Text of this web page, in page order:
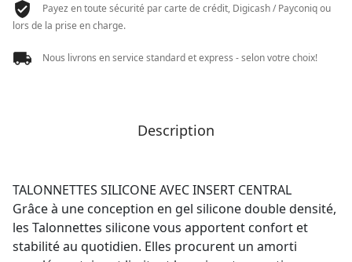
Payez en toute sécurité par carte de crédit, Digicash / Payconiq ou
lors de la prise en charge.
Nous livrons en service standard et express - selon votre choix!
Description
TALONNETTES SILICONE AVEC INSERT CENTRAL
Grâce à une conception en gel silicone double densité,
les Talonnettes silicone vous apportent confort et
stabilité au quotidien. Elles procurent un amorti